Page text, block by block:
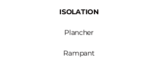
ISOLATION
Plancher
Rampant